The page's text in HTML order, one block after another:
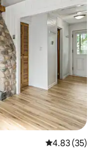
從 35 則評價
4.83 (35)